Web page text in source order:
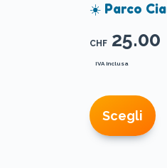
☀️ Parco
CHF 25.00
IVA inclusa
Scegli